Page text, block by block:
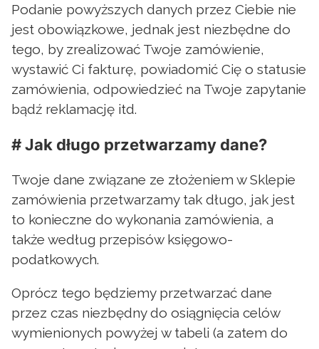
Podanie powyższych danych przez Ciebie nie
jest obowiązkowe, jednak jest niezbędne do
tego, by zrealizować Twoje zamówienie,
wystawić Ci fakturę, powiadomić Cię o statusie
zamówienia, odpowiedzieć na Twoje zapytanie
bądź reklamację itd.
# Jak długo przetwarzamy dane?
Twoje dane związane ze złożeniem w Sklepie
zamówienia przetwarzamy tak długo, jak jest
to konieczne do wykonania zamówienia, a
także według przepisów księgowo-
podatkowych.
Oprócz tego będziemy przetwarzać dane
przez czas niezbędny do osiągnięcia celów
wymienionych powyżej w tabeli (a zatem do